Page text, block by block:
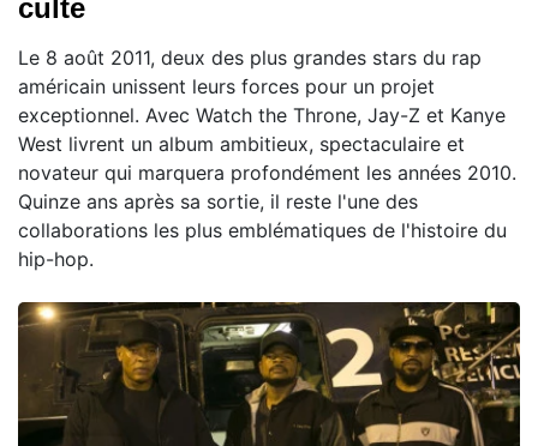
culte
Le 8 août 2011, deux des plus grandes stars du rap
américain unissent leurs forces pour un projet
exceptionnel. Avec Watch the Throne, Jay-Z et Kanye
West livrent un album ambitieux, spectaculaire et
novateur qui marquera profondément les années 2010.
Quinze ans après sa sortie, il reste l'une des
collaborations les plus emblématiques de l'histoire du
hip-hop.